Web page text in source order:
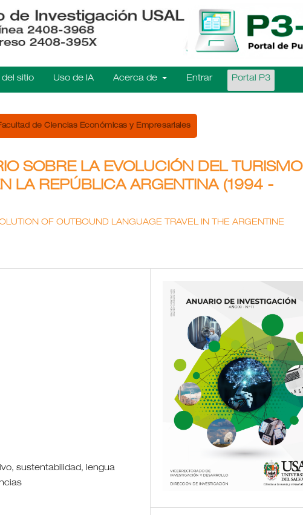
sitio Uso de IA Acerca de Entrar Portal P3
de Ciencias Económicas y Empresariales
SOBRE LA EVOLUCIÓN DEL TURISMO
LA REPÚBLICA ARGENTINA (1994 -
OF OUTBOUND LANGUAGE TRAVEL IN THE ARGENTINE
sustentabilidad, lengua